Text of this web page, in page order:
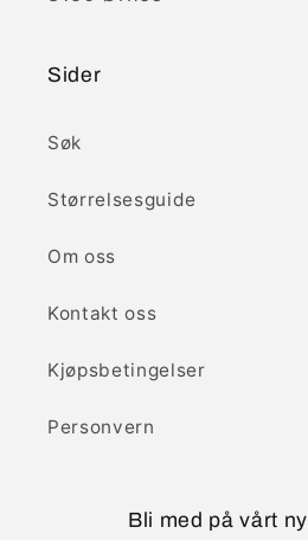
Sider
Søk
Størrelsesguide
Om oss
Kontakt oss
Kjøpsbetingelser
Personvern
Bli med på vårt